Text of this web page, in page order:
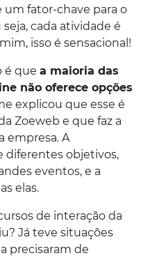
um fator-chave para o
cada atividade é
isso é sensacional!
é que a maioria das
não oferece opções
explicou que esse é
Zoeweb e que faz a
empresa. A
diferentes objetivos,
eventos, e a
elas.
de interação da
Já teve situações
precisaram de